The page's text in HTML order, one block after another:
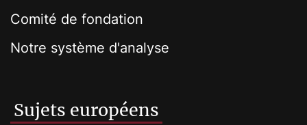
Comité de fondation
Notre système d'analyse
Sujets européens